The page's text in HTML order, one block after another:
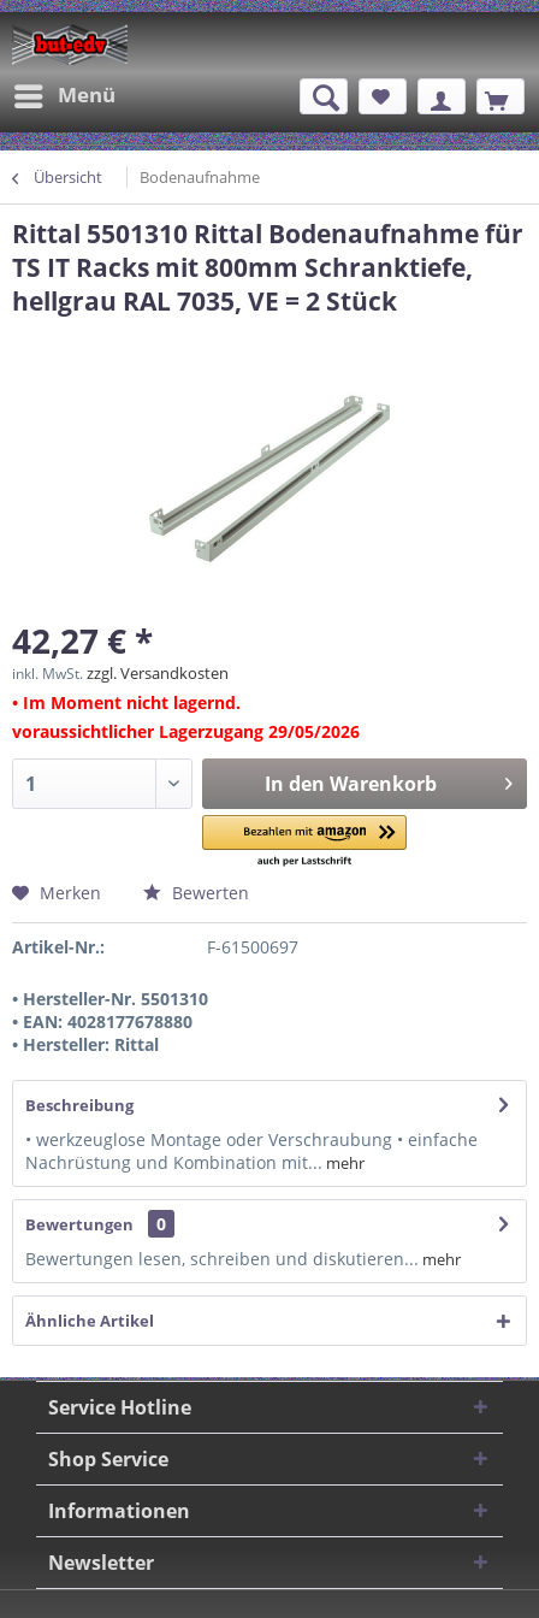
Menü
Übersicht Bodenaufnahme
Rittal 5501310 Rittal Bodenaufnahme für
TS IT Racks mit 800mm Schranktiefe,
hellgrau RAL 7035, VE = 2 Stück
42,27 € *
inkl. MwSt.zzgl. Versandkosten
• Im Moment nicht lagernd.
voraussichtlicher Lagerzugang 29/05/2026
In den Warenkorb
Merken Bewerten
Artikel-Nr.: F-61500697
• Hersteller-Nr. 5501310
• EAN: 4028177678880
• Hersteller: Rittal
Beschreibung
• werkzeuglose Montage oder Verschraubung • einfache
Nachrüstung und Kombination mit... mehr
Bewertungen
0
Bewertungen lesen, schreiben und diskutieren... mehr
Ähnliche Artikel
Service Hotline
Shop Service
Informationen
Newsletter